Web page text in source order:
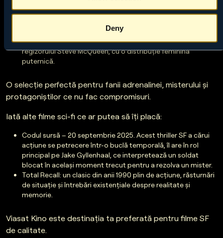
Deny
Mission: Impossible – Ghost Protocol pe 7 septembrie.
Widows – 14 septembrie 2025. Un thriller captivant al
regizorului Steve McQueen, cu o distribuție feminină
puternică.
O selecție perfectă pentru fanii adrenalinei, misterului și
protagoniștilor ce nu fac compromisuri.
Iată alte filme sci-fi ce ar putea să îți placă:
Codul sursă – 20 septembrie 2025. Acest thriller SF a cărui
acțiune se petrecere într-o buclă temporală, îl are în rol
principal pe Jake Gyllenhaal, ce interpretează un soldat
blocat în același moment trecut pentru a rezolva un mister.
Total Recall: un clasic din anii 1990 plin de acțiune, răsturnări
de situație și întrebări existențiale despre realitate și
memorie.
Viasat Kino este destinația ta preferată pentru filme SF
de calitate.